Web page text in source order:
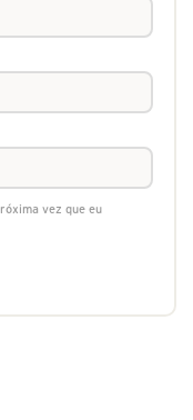
vez que eu